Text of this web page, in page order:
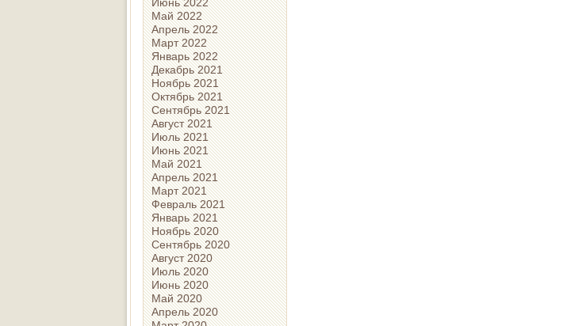
Май 2022
Апрель 2022
Март 2022
Январь 2022
Декабрь 2021
Ноябрь 2021
Октябрь 2021
Сентябрь 2021
Август 2021
Июль 2021
Июнь 2021
Май 2021
Апрель 2021
Март 2021
Февраль 2021
Январь 2021
Ноябрь 2020
Сентябрь 2020
Август 2020
Июль 2020
Июнь 2020
Май 2020
Апрель 2020